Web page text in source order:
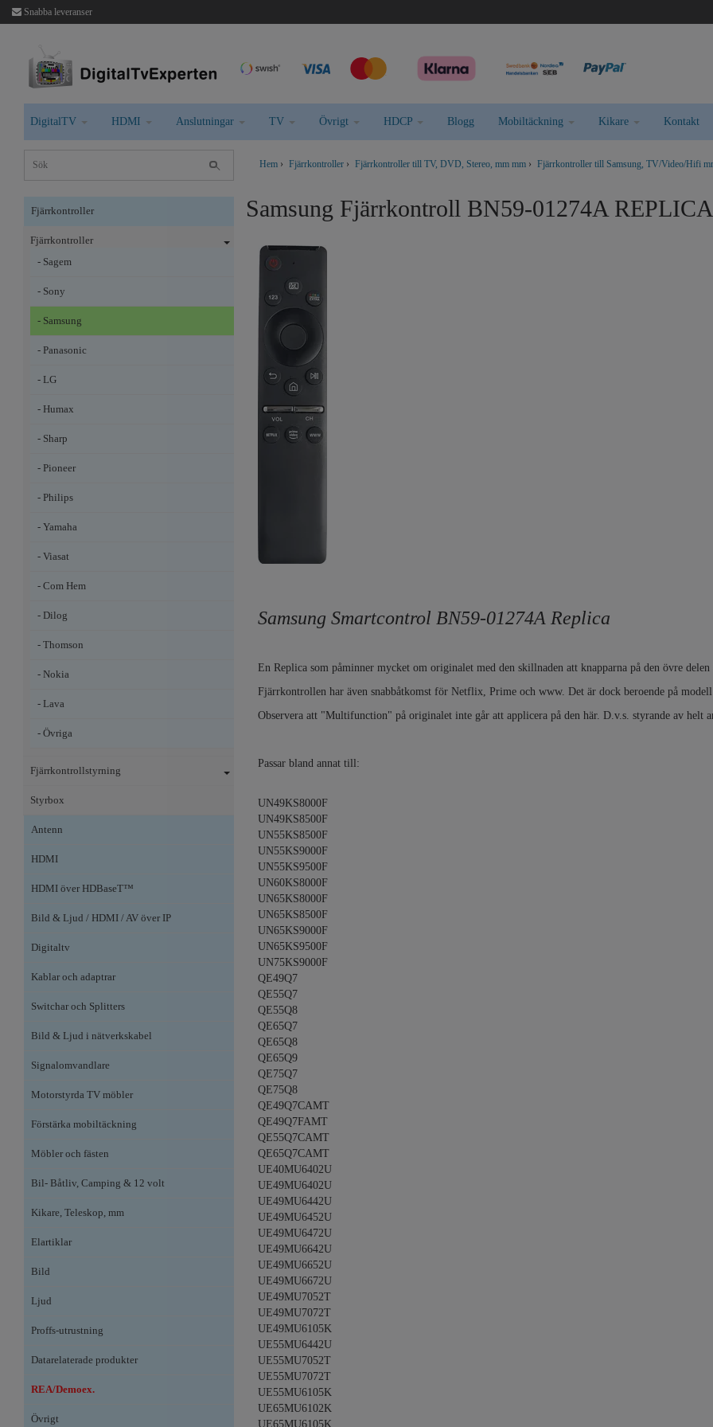
Snabba leveranser
DigitalTV HDMI Anslutningar TV Övrigt HDCP Blogg Mobiltäckning Kikare Kontakt
Fjärrkontroller
Fjärrkontroller
- Sagem
- Sony
- Samsung
- Panasonic
- LG
- Humax
- Sharp
- Pioneer
- Philips
- Yamaha
- Viasat
- Com Hem
- Dilog
- Thomson
- Nokia
- Lava
- Övriga
Fjärrkontrollstyrning
Styrbox
Antenn
HDMI
HDMI över HDBaseT™
Bild & Ljud / HDMI / AV över IP
Digitaltv
Kablar och adaptrar
Switchar och Splitters
Bild & Ljud i nätverkskabel
Signalomvandlare
Motorstyrda TV möbler
Förstärka mobiltäckning
Möbler och fästen
Bil- Båtliv, Camping & 12 volt
Kikare, Teleskop, mm
Elartiklar
Bild
Ljud
Proffs-utrustning
Datarelaterade produkter
REA/Demoex.
Övrigt
Hem › Fjärrkontroller › Fjärrkontroller till TV, DVD, Stereo, mm mm › Fjärrkontroller till Samsung, TV/Video/Hifi
Samsung Fjärrkontroll BN59-01274A REPLICA
Samsung Smartcontrol BN59-01274A Replica
En Replica som påminner mycket om originalet med den skillnaden att knapparna på den övre
Fjärrkontrollen har även snabbåtkomst för Netflix, Prime och www. Det är dock beroende på
Observera att "Multifunction" på originalet inte går att applicera på den här. D.v.s. styrande av helt
Passar bland annat till:
UN49KS8000F
UN49KS8500F
UN55KS8500F
UN55KS9000F
UN55KS9500F
UN60KS8000F
UN65KS8000F
UN65KS8500F
UN65KS9000F
UN65KS9500F
UN75KS9000F
QE49Q7
QE55Q7
QE55Q8
QE65Q7
QE65Q8
QE65Q9
QE75Q7
QE75Q8
QE49Q7CAMT
QE49Q7FAMT
QE55Q7CAMT
QE65Q7CAMT
UE40MU6402U
UE49MU6402U
UE49MU6442U
UE49MU6452U
UE49MU6472U
UE49MU6642U
UE49MU6652U
UE49MU6672U
UE49MU7052T
UE49MU7072T
UE49MU6105K
UE55MU6442U
UE55MU7052T
UE55MU7072T
UE55MU6105K
UE65MU6102K
UE65MU6105K